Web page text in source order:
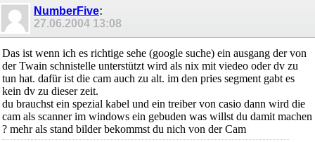
NumberFive:
27.06.2004 13:08
Das ist wenn ich es richtige sehe (google suche) ein ausgang der von
der Twain schnistelle unterstützt wird als nix mit viedeo oder dv zu
tun hat. dafür ist die cam auch zu alt. im den pries segment gabt es
kein dv zu dieser zeit.
du brauchst ein spezial kabel und ein treiber von casio dann wird die
cam als scanner im windows ein gebuden was willst du damit machen
? mehr als stand bilder bekommst du nich von der Cam